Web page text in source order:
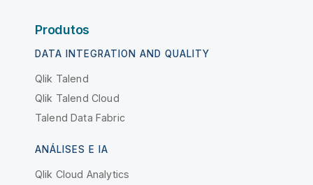
Produtos
DATA INTEGRATION AND QUALITY
Qlik Talend
Qlik Talend Cloud
Talend Data Fabric
ANÁLISES E IA
Qlik Cloud Analytics